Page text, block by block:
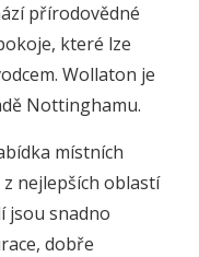
přírodovědné
které lze
Wollaton je
Nottinghamu.
místních
z nejlepších oblastí
jsou snadno
dobře